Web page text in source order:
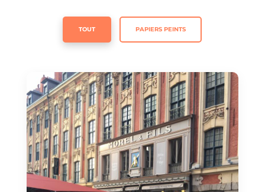
TOUT PAPIERS PEINTS